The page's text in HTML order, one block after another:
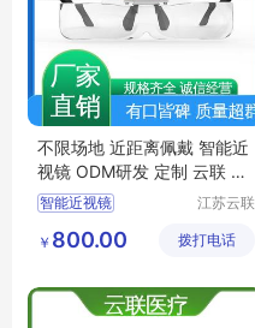
不限场地 近距离佩戴 智能近
视镜 ODM研发 定制 云联 具
体洽谈
智能近视镜
智能自动变焦镜
智能眼镜
江苏云联
装备有限
￥ 800.00 拨打电话